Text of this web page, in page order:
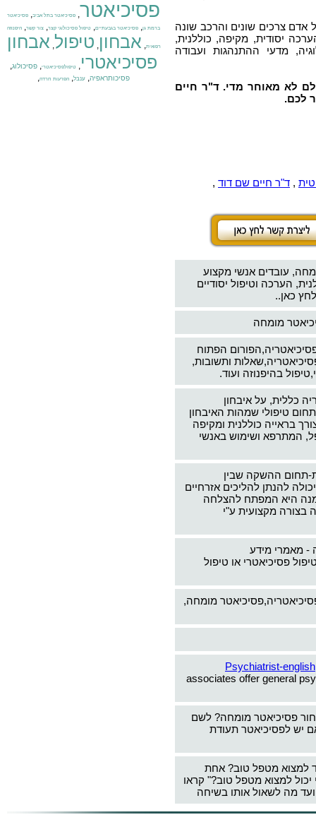
צרכים שונים והרכב שונה
יסודית, מקיפה, כוללנית,
מדעי ההתנהגות ועבודה
לא מאוחר מדי. ד"ר חיים
לכם.
, ד"ר חיים שם דוד ,
עובדים אנשי מקצוע
הערכה וטיפול יסודיים
כאן..
מומחה
הפתוח
ותשובות,
בהיפנוזה ועוד.
כללית, על איבחון
טיפולי שמהות האיבחון
בראייה כוללנית ומקיפה
המתרפא ושימוש באנשי
תחום ההשקה שבין
להנתן להליכים אזרחיים
היא המפתח להצלחה
בצורה מקצועית ע"י
- מאמרי מידע
פסיכיאטרי או טיפול
מומחה,
Psychiatrist-english
associates offer general
פסיכיאטר מומחה? לשם
יש לפסיכיאטר תעודת
למצוא מטפל טוב? אחת
למצוא מטפל טוב?" קראו
מה לשאול אותו בשיחה
פסיכיאטר, פסיכיאטר בתל אביב, פסיכיאטר
ברמת גן, פסיכיאטר בגבעתיים, טיפול פסיכולוגי קצר, צור קשר, היפנוזה
רפואית, אבחון, טיפול, אבחון
פסיכיאטרי, טיפולפסיכיאטרי, פסיכולוג,
פסיכותראפיה, ענבל, הפרעות חרדה,